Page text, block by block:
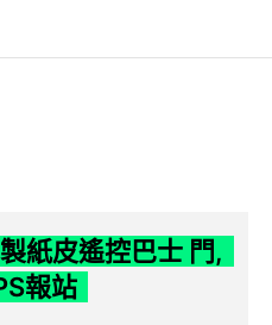
紙皮遙控巴士 門,
報站